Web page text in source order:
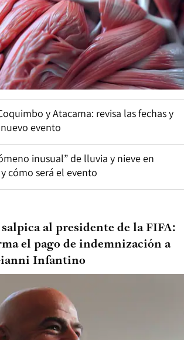
y Atacama: revisa las fechas y
evento
inusual” de lluvia y nieve en
cómo será el evento
al presidente de la FIFA:
el pago de indemnización a
Infantino